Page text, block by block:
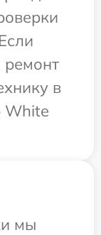
ремонт
в
White
мы